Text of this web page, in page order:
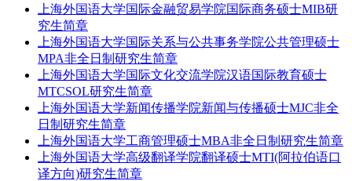
上海外国语大学国际金融贸易学院国际商务硕士MIB研
究生简章
上海外国语大学国际关系与公共事务学院公共管理硕士
MPA非全日制研究生简章
上海外国语大学国际文化交流学院汉语国际教育硕士
MTCSOL研究生简章
上海外国语大学新闻传播学院新闻与传播硕士MJC非全
日制研究生简章
上海外国语大学工商管理硕士MBA非全日制研究生简章
上海外国语大学高级翻译学院翻译硕士MTI(阿拉伯语口
译方向)研究生简章